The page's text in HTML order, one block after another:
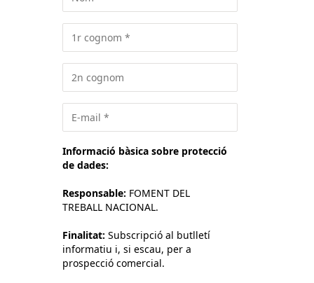
Informació bàsica sobre protecció
de dades:
Responsable: FOMENT DEL
TREBALL NACIONAL.
Finalitat: Subscripció al butlletí
informatiu i, si escau, per a
prospecció comercial.